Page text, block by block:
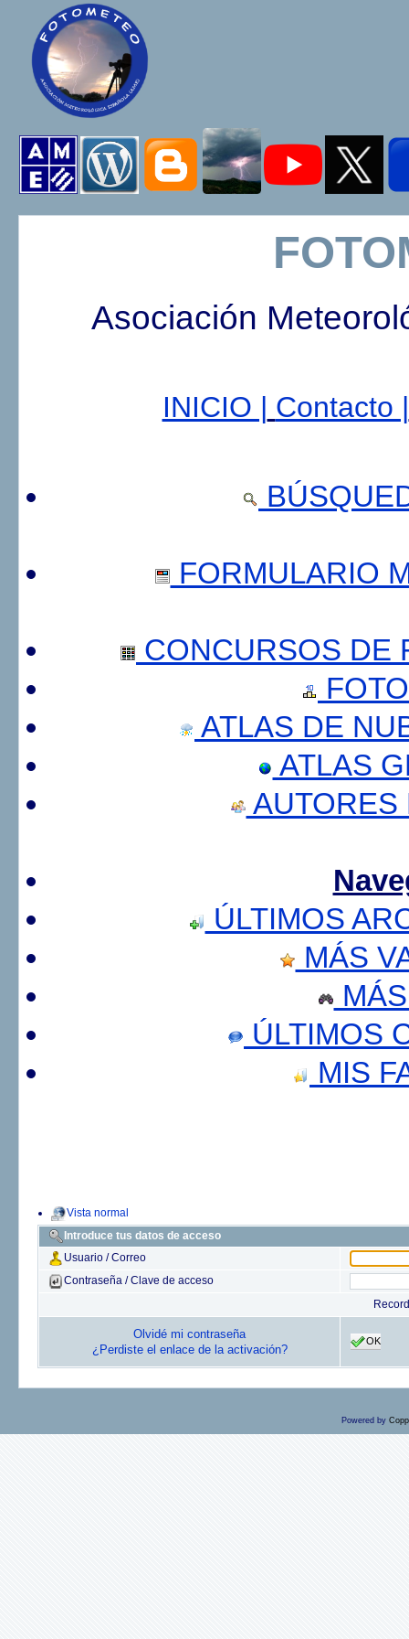
Asociación
INICIO | Contacto |
FORMULARIO
CONCURSOS DE
ATLAS DE
ATLAS
AUTORES
ÚLTIMOS
MÁS
ÚLTIMOS
MIS
Vista normal
Introduce tus datos de acceso
Usuario / Correo
Contraseña / Clave de acceso
Olvidé mi contraseña
¿Perdiste el enlace de la activación?
OK
Powered by